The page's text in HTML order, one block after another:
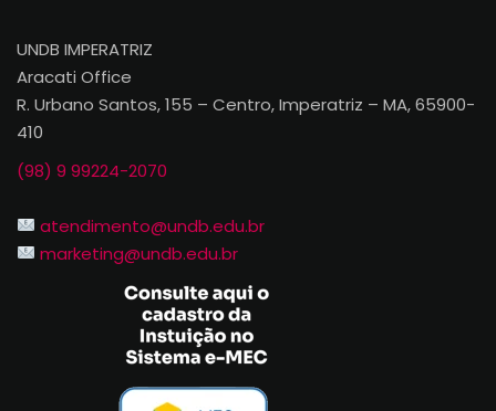
UNDB IMPERATRIZ
Aracati Office
R. Urbano Santos, 155 – Centro, Imperatriz – MA, 65900-
410
(98) 9 99224-2070
atendimento@undb.edu.br
marketing@undb.edu.br